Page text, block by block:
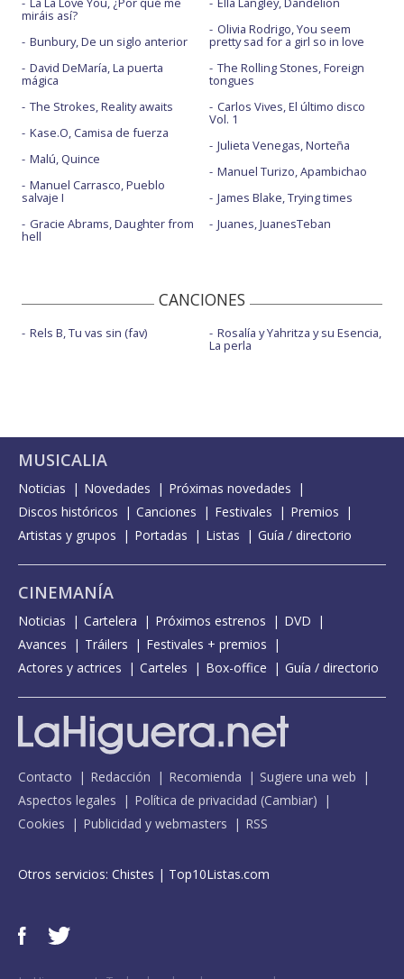
miráis así?
Bunbury, De un siglo anterior
David DeMaría, La puerta
mágica
The Strokes, Reality awaits
Kase.O, Camisa de fuerza
Malú, Quince
Manuel Carrasco, Pueblo
salvaje I
Gracie Abrams, Daughter from
hell
Olivia Rodrigo, You seem
pretty sad for a girl so in love
The Rolling Stones, Foreign
tongues
Carlos Vives, El último disco
Vol. 1
Julieta Venegas, Norteña
Manuel Turizo, Apambichao
James Blake, Trying times
Juanes, JuanesTeban
CANCIONES
Rels B, Tu vas sin (fav) Rosalía y Yahritza y su Esencia,
La perla
MUSICALIA
Noticias Novedades
Próximas novedades
Discos históricos
Canciones Festivales
Premios
Artistas y grupos
Portadas Listas Guía / directorio
CINEMANÍA
Noticias Cartelera Próximos estrenos
DVD
Avances
Tráilers
Festivales + premios
Actores y actrices
Carteles Box-office Guía / directorio
Contacto Redacción Recomienda
Sugiere una web
Aspectos legales
Política de privacidad (Cambiar)
Cookies
Publicidad y webmasters RSS
Otros servicios: Chistes | Top10Listas.com